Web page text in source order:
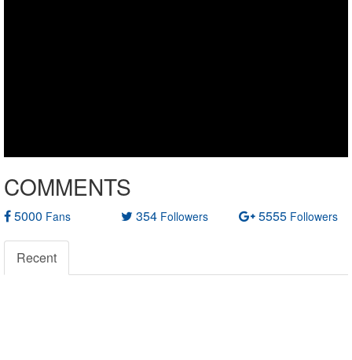
COMMENTS
5000 Fans 354 Followers 5555 Followers
Recent